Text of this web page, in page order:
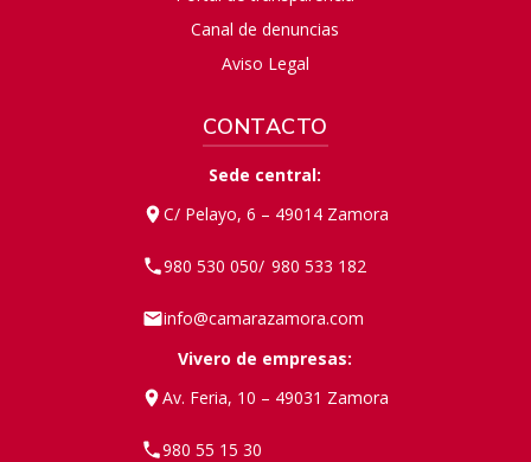
Canal de denuncias
Aviso Legal
CONTACTO
Sede central:
C/ Pelayo, 6 – 49014 Zamora
980 530 050/ 980 533 182
info@camarazamora.com
Vivero de empresas:
Av. Feria, 10 – 49031 Zamora
980 55 15 30